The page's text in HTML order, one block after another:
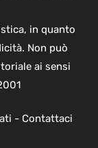
in quanto
Non può
ai sensi
- Contattaci